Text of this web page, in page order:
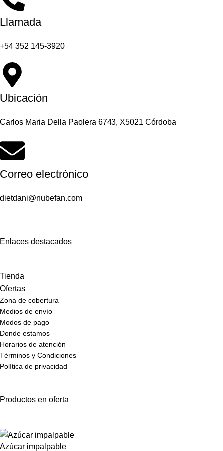
Llamada
+54 352 145-3920
Ubicación
Carlos Maria Della Paolera 6743, X5021 Córdoba
Correo electrónico
dietdani@nubefan.com
Enlaces destacados
Tienda
Ofertas
Zona de cobertura
Medios de envío
Modos de pago
Donde estamos
Horarios de atención
Términos y Condiciones
Política de privacidad
Productos en oferta
Azúcar impalpable